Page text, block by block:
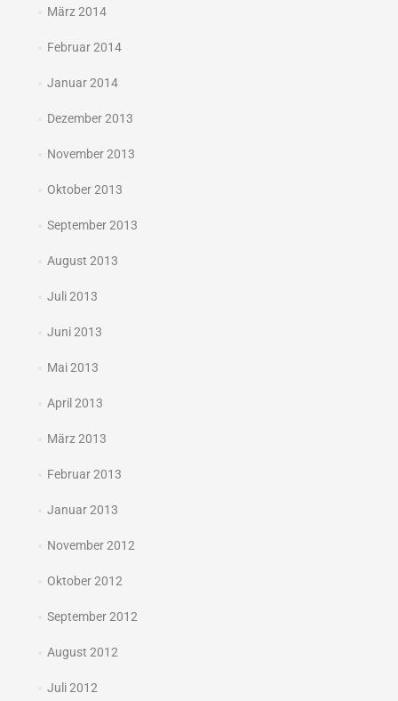
März 2014
Februar 2014
Januar 2014
Dezember 2013
November 2013
Oktober 2013
September 2013
August 2013
Juli 2013
Juni 2013
Mai 2013
April 2013
März 2013
Februar 2013
Januar 2013
November 2012
Oktober 2012
September 2012
August 2012
Juli 2012